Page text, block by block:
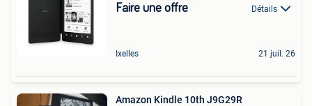
Faire une offre Détails
Ixelles 21 juil. 26
Amazon Kindle 10th J9G29R